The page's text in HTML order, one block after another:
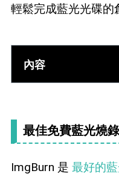
輕鬆完成藍光光碟的
內容
最佳免費藍光燒
ImgBurn 是 最好的